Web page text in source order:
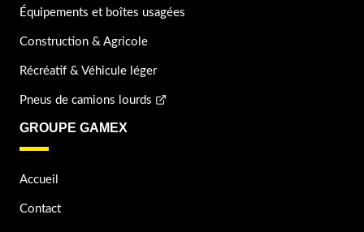
Équipements et boîtes usagées
Construction & Agricole
Récréatif & Véhicule léger
Pneus de camions lourds
GROUPE GAMEX
Accueil
Contact